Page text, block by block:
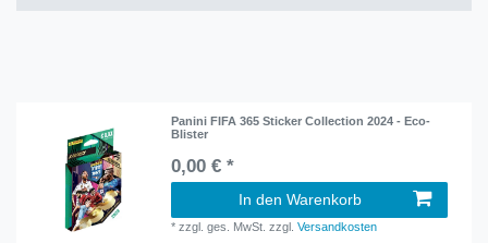
Panini FIFA 365 Sticker Collection 2024 - Eco-
Blister
0,00 € *
In den Warenkorb
*zzgl. ges. MwSt. zzgl.Versandkosten